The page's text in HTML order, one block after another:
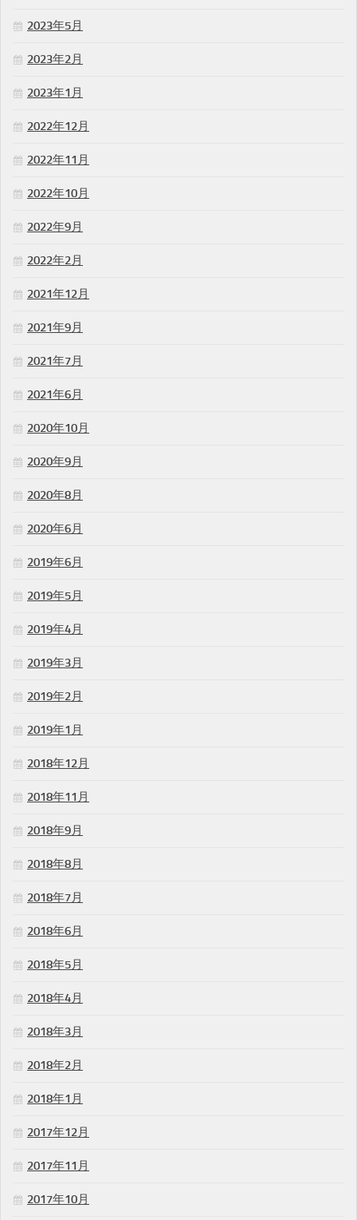
2023年5月
2023年2月
2023年1月
2022年12月
2022年11月
2022年10月
2022年9月
2022年2月
2021年12月
2021年9月
2021年7月
2021年6月
2020年10月
2020年9月
2020年8月
2020年6月
2019年6月
2019年5月
2019年4月
2019年3月
2019年2月
2019年1月
2018年12月
2018年11月
2018年9月
2018年8月
2018年7月
2018年6月
2018年5月
2018年4月
2018年3月
2018年2月
2018年1月
2017年12月
2017年11月
2017年10月